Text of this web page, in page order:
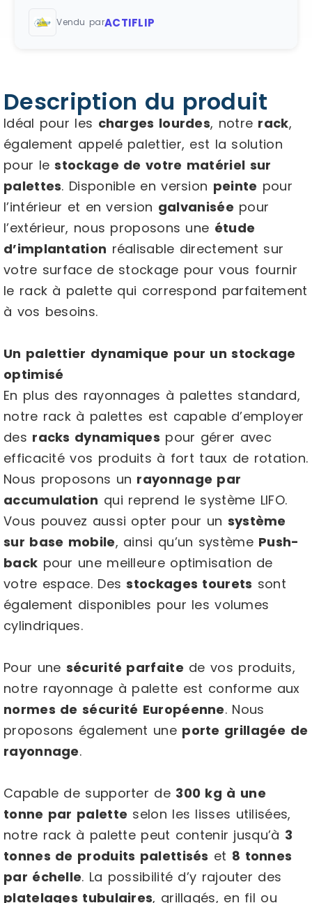
Vendu parACTIFLIP
Description du produit
Idéal pour les charges lourdes, notre rack,
également appelé palettier, est la solution
pour lestockage de votre matériel sur
palettes. Disponible en version peinte pour
l’intérieur et en version galvanisée pour
l’extérieur, nous proposons une étude
d’implantation réalisable directement sur
votre surface de stockage pour vous fournir
le rack à palette qui correspond parfaitement
à vos besoins.
Un palettier dynamique pour un stockage
optimisé
En plus des rayonnages à palettes standard,
notre rack à palettes est capable d’employer
des racks dynamiques pour gérer avec
efficacité vos produits à fort taux de rotation.
Nous proposons un rayonnage par
accumulation qui reprend le système LIFO.
Vous pouvez aussi opter pour un système
sur base mobile, ainsi qu’un système Push-
back pour une meilleure optimisation de
votre espace. Desstockages tourets sont
également disponibles pour les volumes
cylindriques.
Pour une sécurité parfaite de vos produits,
notre rayonnage à palette est conforme aux
normes de sécurité Européenne. Nous
proposons également une porte grillagée de
rayonnage.
Capable de supporter de 300 kg à une
tonne par palette selon les lisses utilisées,
notre rack à palette peut contenir jusqu’à 3
tonnes de produits palettisés et 8 tonnes
par échelle. La possibilité d’y rajouter des
platelages tubulaires, grillagés, en fil ou